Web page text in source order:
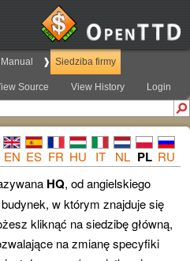
Manual Siedziba firmy
Source View History Login
EN ES FR HU IT NL PL RU
HQ, od angielskiego
w którym znajduje się
kliknąć na siedzibę główną,
na zmianę specyfiki